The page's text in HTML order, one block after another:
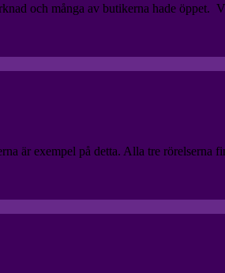
och många av butikerna hade öppet.
är exempel på detta. Alla tre rörelserna